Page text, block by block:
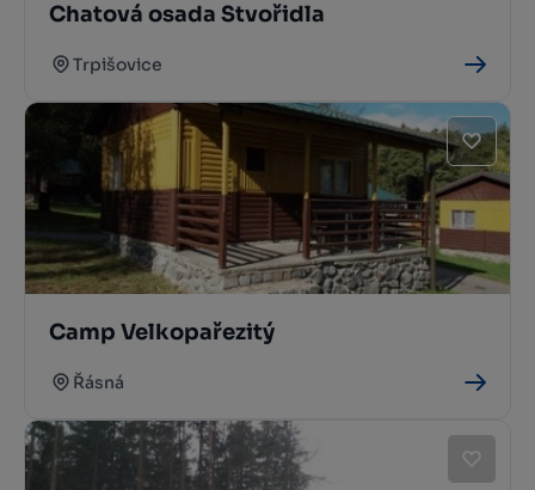
Chatová osada Stvořidla
Trpišovice
Camp Velkopařezitý
Řásná